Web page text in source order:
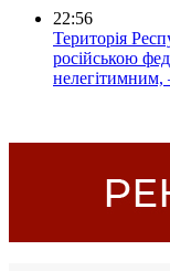
22:56
Територія
російською
нелегітимним,